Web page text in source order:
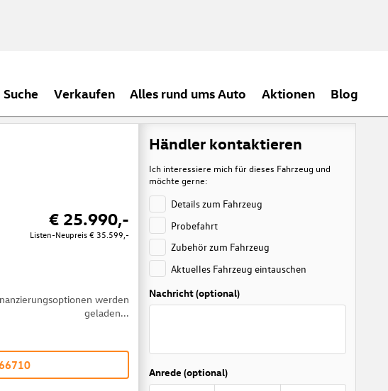
Suche Verkaufen Alles rund ums Auto Aktionen Blog
werden
geladen...
€ 25.990,-
Listen-Neupreis € 35.599,-
Händler kontaktieren
Ich interessiere mich für dieses Fahrzeug und
möchte gerne:
Details zum Fahrzeug
Probefahrt
Zubehör zum Fahrzeug
Aktuelles Fahrzeug eintauschen
Nachricht (optional)
Anrede (optional)